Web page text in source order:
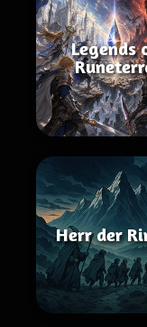
Legends
Herr der